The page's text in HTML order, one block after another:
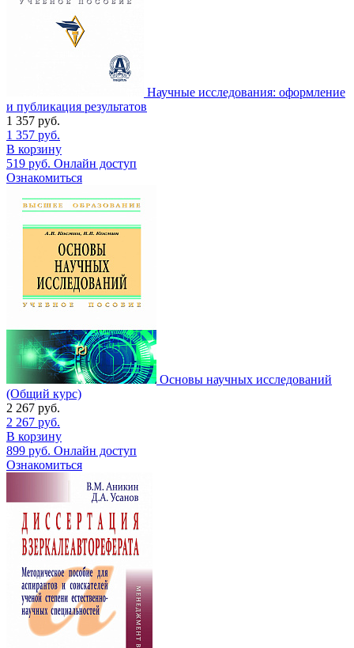
Научные исследования: оформление
и публикация результатов
1 357 руб.
1 357 руб.
В корзину
519 руб. Онлайн доступ
Ознакомиться
Основы научных исследований
(Общий курс)
2 267 руб.
2 267 руб.
В корзину
899 руб. Онлайн доступ
Ознакомиться